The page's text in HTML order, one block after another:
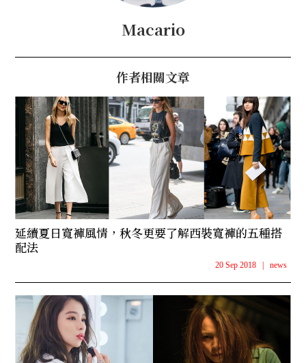
Macario
作者相關文章
延續夏日寬褲風情，秋冬更要了解西裝寬褲的五種搭
配法
20 Sep 2018 | news